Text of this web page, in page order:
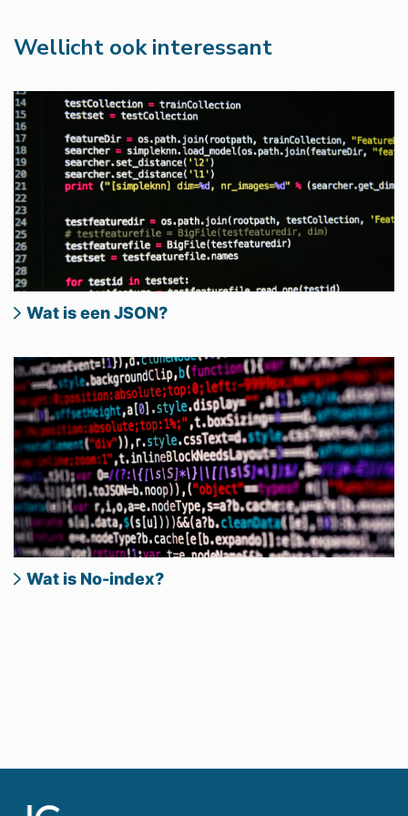
Wellicht ook interessant
Wat is een JSON?
Wat is No-index?